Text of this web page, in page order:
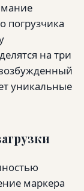
погрузчика
на три
уникальные
маркера